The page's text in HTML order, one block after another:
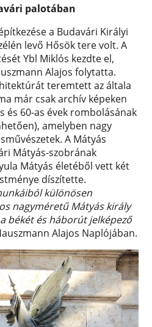
palotában
a Budavári Királyi
levő Hősök tere volt. A
Ybl Miklós kezdte el,
Alajos folytatta.
teremtett az általa
már csak archív képeken
és 60-as évek rombolásának
amelyben nagy
A Mátyás
Mátyás-szobrának
Mátyás életéből vett két
díszítette.
különösen
nagyméretű Mátyás király
békét és háborút jelképező
Alajos Naplójában.